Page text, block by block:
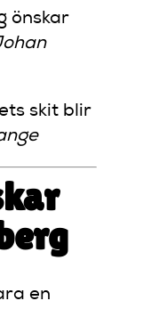
önskar
skit blir
en